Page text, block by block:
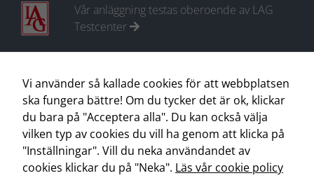
Vår anläggning testas oberoende av LAG
Testcenter
KONTAKT
Vi använder så kallade cookies för att webbplatsen
ska fungera bättre! Om du tycker det är ok, klickar
du bara på "Acceptera alla". Du kan också välja
vilken typ av cookies du vill ha genom att klicka på
"Inställningar". Vill du neka användandet av
cookies klickar du på "Neka". Läs vår cookie policy
Om du nekar
funktionalitet
att försvinna
från webben.
Marknadsföring
Genom att dela